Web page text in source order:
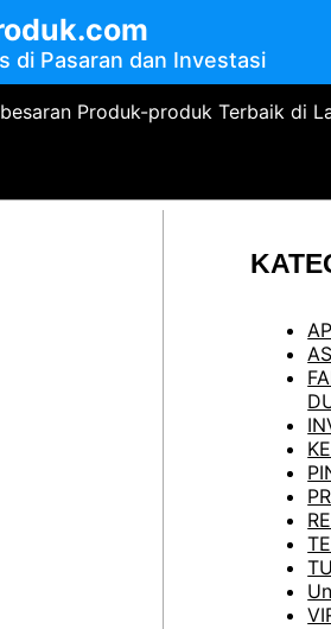
di Pasaran dan Investasi
Produk-produk Terbaik di